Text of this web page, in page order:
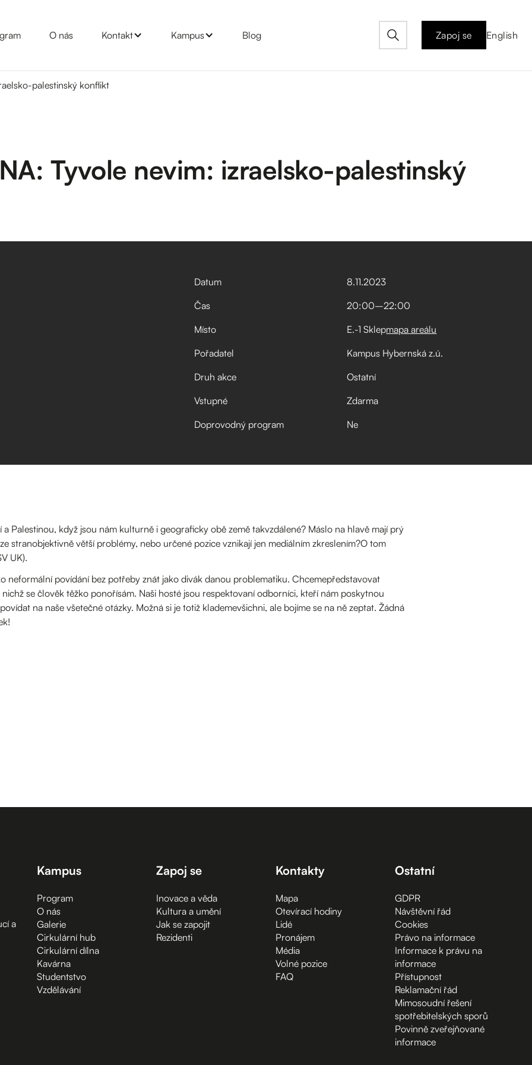
O nás Kontakt Kampus Blog Zapoj se English
palestinský konflikt
Tyvole nevim: izraelsko-palestinský
Datum 8.11.2023
Čas
20:00–⁠22:00
Místo
E.-1 Sklepmapa areálu
Pořadatel
Kampus Hybernská z.ú.
Druh akce
Ostatní
Vstupné
Zdarma
Doprovodný program
Ne
Palestinou, když jsou nám kulturně i geograficky obě země takvzdálené? Máslo na hlavě mají prý
stranobjektivně větší problémy, nebo určené pozice vznikají jen mediálním zkreslením?O tom
UK).
neformální povídání bez potřeby znát jako divák danou problematiku. Chcemepředstavovat
se člověk těžko ponořísám. Naši hosté jsou respektovaní odborníci, kteří nám poskytnou
na naše všetečné otázky. Možná si je totiž klademevšichni, ale bojíme se na ně zeptat. Žádná
a
Kampus
Program
O nás
Galerie
Cirkulární hub
Cirkulární dílna
Kavárna
Studentstvo
Vzdělávání
Zapoj se
Inovace a věda
Kultura a umění
Jak se zapojit
Rezidenti
Kontakty
Mapa
Otevírací hodiny
Lidé
Pronájem
Média
Volné pozice
FAQ
Ostatní
GDPR
Návštěvní řád
Cookies
Právo na informace
Informace k právu na
informace
Přístupnost
Reklamační řád
Mimosoudní řešení
spotřebitelských sporů
Povinně zveřejňované
informace